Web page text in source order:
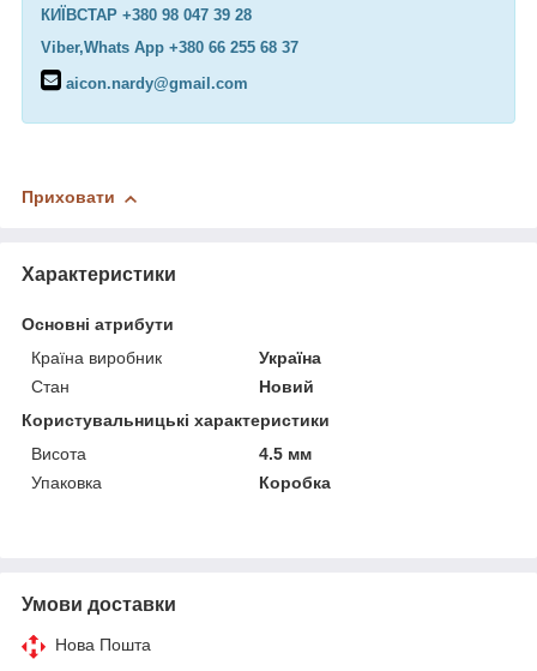
КИЇВСТАР +380 98 047 39 28
Viber,Whats App +380 66 255 68 37
aicon.nardy@gmail.com
Приховати
Характеристики
Основні атрибути
Країна виробник
Україна
Стан
Новий
Користувальницькі характеристики
Висота
4.5 мм
Упаковка
Коробка
Умови доставки
Нова Пошта